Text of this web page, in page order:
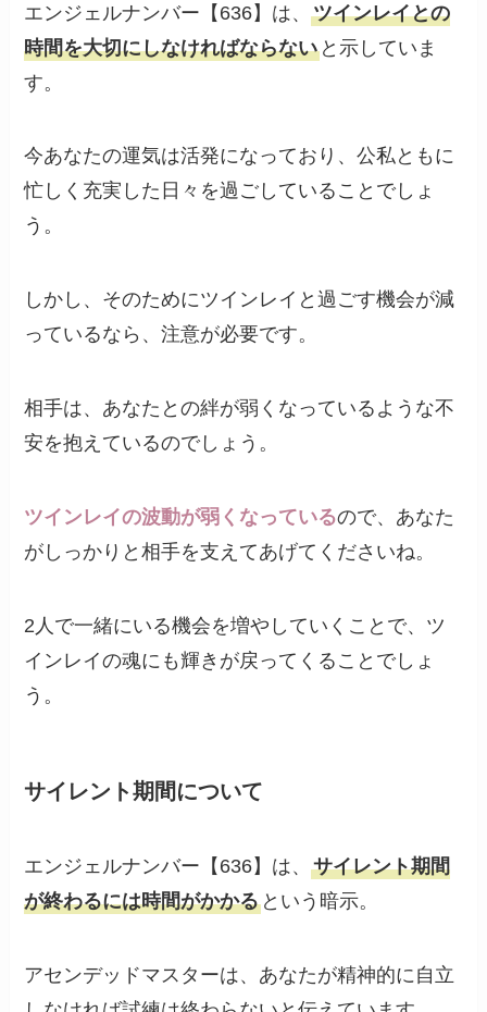
エンジェルナンバー【636】は、ツインレイとの
時間を大切にしなければならない と示していま
す。
今あなたの運気は活発になっており、公私ともに
忙しく充実した日々を過ごしていることでしょ
う。
しかし、そのためにツインレイと過ごす機会が減
っているなら、注意が必要です。
相手は、あなたとの絆が弱くなっているような不
安を抱えているのでしょう。
ツインレイの波動が弱くなっているので、あなた
がしっかりと相手を支えてあげてくださいね。
2人で一緒にいる機会を増やしていくことで、ツ
インレイの魂にも輝きが戻ってくることでしょ
う。
サイレント期間について
エンジェルナンバー【636】は、サイレント期間
が終わるには時間がかかる という暗示。
アセンデッドマスターは、あなたが精神的に自立